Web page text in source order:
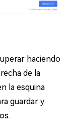
haciendo
de la
la esquina
guardar y